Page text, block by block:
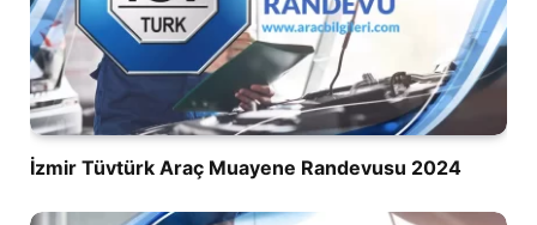
İzmir Tüvtürk Araç Muayene Randevusu 2024